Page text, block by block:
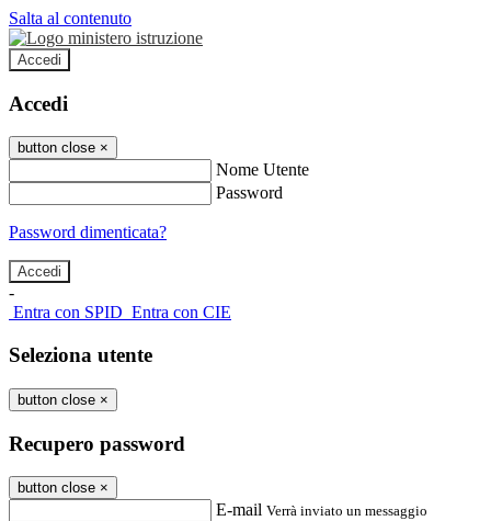
Salta al contenuto
Accedi
Accedi
button close ×
Nome Utente
Password
Password dimenticata?
-
Entra con SPID Entra con CIE
Seleziona utente
button close ×
Recupero password
button close ×
E-mail Verrà inviato un messaggio